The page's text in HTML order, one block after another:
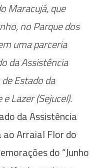
Maracujá, que
no Parque dos
uma parceria
da Assistência
Estado da
Lazer (Sejucel).
da Assistência
ao Arraial Flor do
do “Junho